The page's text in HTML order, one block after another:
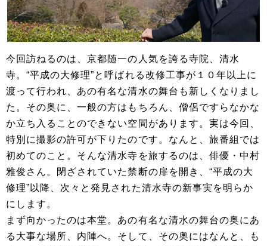
今回訪ねるのは、京都随一の人気を誇る寺院、清水
寺。“平成の大修理”と呼ばれる改修工事が１０年以上に
渡って行われ、あの有名な清水の舞台も新しくなりまし
た。その奥に、一般の方はもちろん、僧侶ですらなかな
か立ち入ることのできない空間があります。実は今回、
特別に撮影の許可が下りたのです。なんと、旅番組では
初めてのこと。そんな清水寺を旅するのは、俳優・中村
雅俊さん。閉ざされていた禁断の扉を開き、“平成の大
修理”以降、次々と発見された清水寺の新事実を明らか
にします。
まず向かったのは本堂。あの有名な清水の舞台の奥にあ
る大事な場所、内陣へ。そして、その奥にはなんと、も